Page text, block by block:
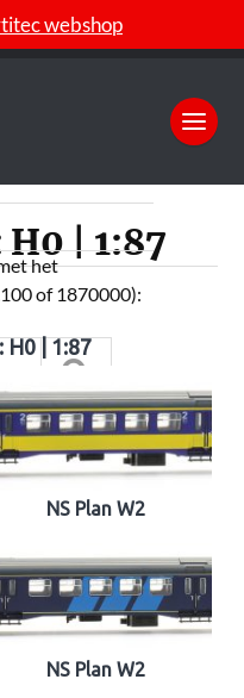
webshop
| 1:87
H0 | 1:87
NS Plan W2
NS Plan W2
het
of 1870000):